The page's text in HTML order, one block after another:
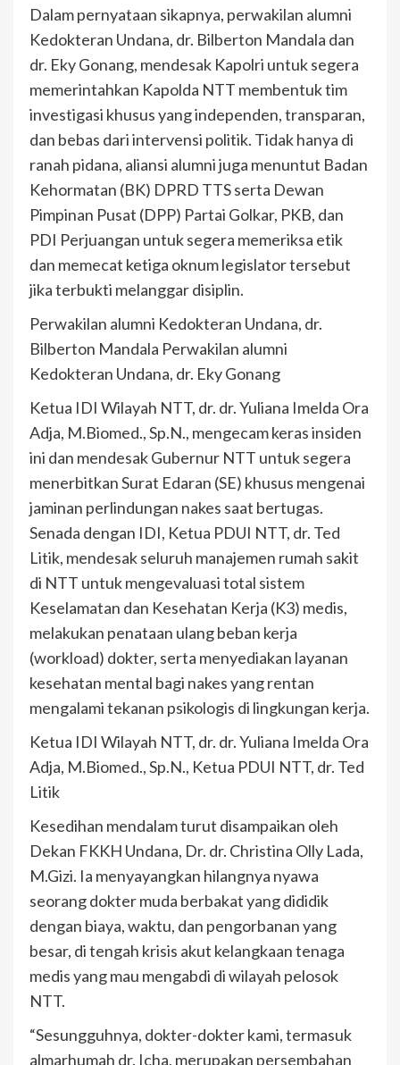
Dalam pernyataan sikapnya, perwakilan alumni
Kedokteran Undana, dr. Bilberton Mandala dan
dr. Eky Gonang, mendesak Kapolri untuk segera
memerintahkan Kapolda NTT membentuk tim
investigasi khusus yang independen, transparan,
dan bebas dari intervensi politik. Tidak hanya di
ranah pidana, aliansi alumni juga menuntut Badan
Kehormatan (BK) DPRD TTS serta Dewan
Pimpinan Pusat (DPP) Partai Golkar, PKB, dan
PDI Perjuangan untuk segera memeriksa etik
dan memecat ketiga oknum legislator tersebut
jika terbukti melanggar disiplin.
Perwakilan alumni Kedokteran Undana, dr.
Bilberton Mandala Perwakilan alumni
Kedokteran Undana, dr. Eky Gonang
Ketua IDI Wilayah NTT, dr. dr. Yuliana Imelda Ora
Adja, M.Biomed., Sp.N., mengecam keras insiden
ini dan mendesak Gubernur NTT untuk segera
menerbitkan Surat Edaran (SE) khusus mengenai
jaminan perlindungan nakes saat bertugas.
Senada dengan IDI, Ketua PDUI NTT, dr. Ted
Litik, mendesak seluruh manajemen rumah sakit
di NTT untuk mengevaluasi total sistem
Keselamatan dan Kesehatan Kerja (K3) medis,
melakukan penataan ulang beban kerja
(workload) dokter, serta menyediakan layanan
kesehatan mental bagi nakes yang rentan
mengalami tekanan psikologis di lingkungan kerja.
Ketua IDI Wilayah NTT, dr. dr. Yuliana Imelda Ora
Adja, M.Biomed., Sp.N., Ketua PDUI NTT, dr. Ted
Litik
Kesedihan mendalam turut disampaikan oleh
Dekan FKKH Undana, Dr. dr. Christina Olly Lada,
M.Gizi. Ia menyayangkan hilangnya nyawa
seorang dokter muda berbakat yang dididik
dengan biaya, waktu, dan pengorbanan yang
besar, di tengah krisis akut kelangkaan tenaga
medis yang mau mengabdi di wilayah pelosok
NTT.
“Sesungguhnya, dokter-dokter kami, termasuk
almarhumah dr. Icha, merupakan persembahan